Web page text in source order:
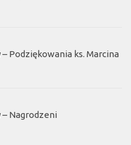
– Podziękowania ks. Marcina
– Nagrodzeni